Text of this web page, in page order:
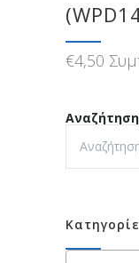
€4,50
Αναζήτηση